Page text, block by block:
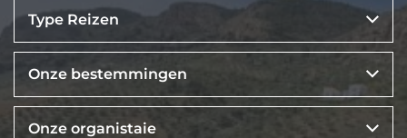
Type Reizen
Onze bestemmingen
Onze organistaie